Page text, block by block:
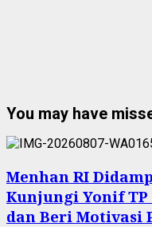
You may have
Menhan RI
Kunjungi Yonif TP
dan Beri Motivasi